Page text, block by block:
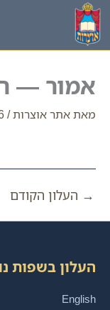
דילוג
לתוכן
אמור —
מאתאתר אוצרות/
→ העלון הקודם
העלון בשפות
English